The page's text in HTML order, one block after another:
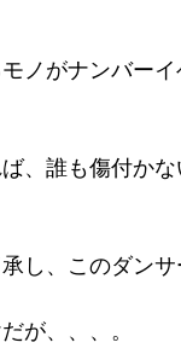
ノがナンバーイ
、誰も傷付かな
し、このダン
が、、、。